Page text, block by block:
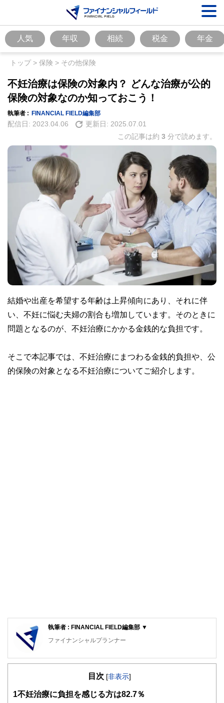
人気 年収 相続 税金 年金
トップ> 保険 > その他保険
不妊治療は保険の対象内？ どんな治療が公的
保険の対象なのか知っておこう！
執筆者 : FINANCIAL FIELD編集部
配信日: 2023.04.06 更新日: 2025.07.01
この記事は約 3 分で読めます。
結婚や出産を希望する年齢は上昇傾向にあり、それに伴
い、不妊に悩む夫婦の割合も増加しています。そのときに
問題となるのが、不妊治療にかかる金銭的な負担です。
そこで本記事では、不妊治療にまつわる金銭的負担や、公
的保険の対象となる不妊治療についてご紹介します。
執筆者 : FINANCIAL FIELD編集部 ▼
ファイナンシャルプランナー
FinancialField編集部は、金融、経済に関する記事を、日々
知識がない方でも理解できるようわかりやすく発信していま
目次 [非表示]
1 不妊治療に負担を感じる方は82.7％